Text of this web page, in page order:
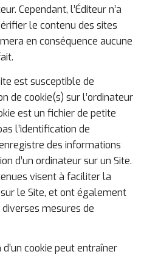
Cependant, l’Éditeur n’a
le contenu des sites
en conséquence aucune
est susceptible de
de cookie(s) sur l’ordinateur
est un fichier de petite
l’identification de
des informations
d’un ordinateur sur un Site.
visent à faciliter la
le Site, et ont également
mesures de
cookie peut entraîner